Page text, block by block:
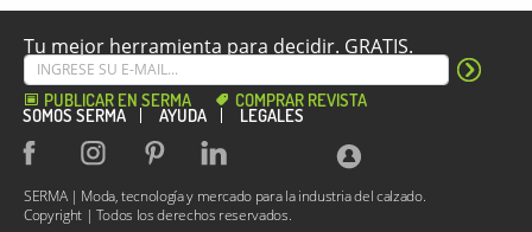
Tu mejor herramienta para decidir. GRATIS.
PUBLICAR EN SERMA COMPRAR REVISTA
SOMOS SERMA AYUDA LEGALES
SERMA | Moda, tecnología y mercado para la industria del calzado.
Copyright | Todos los derechos reservados.